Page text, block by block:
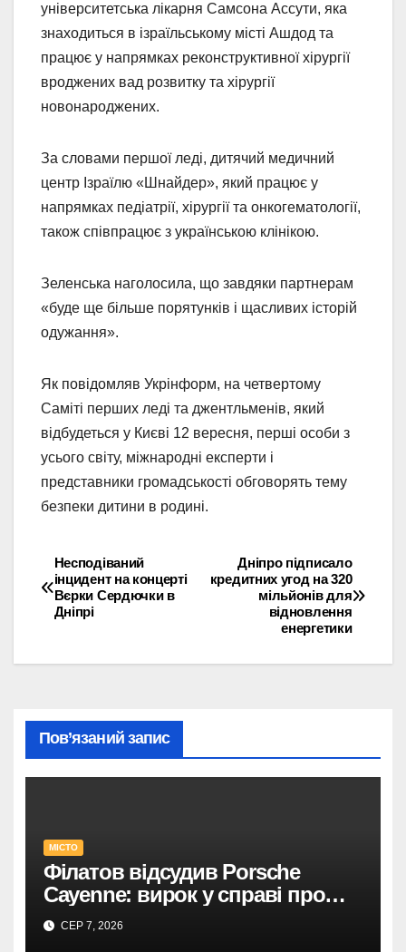
університетська лікарня Самсона Ассути, яка
знаходиться в ізраїльському місті Ашдод та
працює у напрямках реконструктивної хірургії
вроджених вад розвитку та хірургії
новонароджених.
За словами першої леді, дитячий медичний
центр Ізраїлю «Шнайдер», який працює у
напрямках педіатрії, хірургії та онкогематології,
також співпрацює з українською клінікою.
Зеленська наголосила, що завдяки партнерам
«буде ще більше порятунків і щасливих історій
одужання».
Як повідомляв Укрінформ, на четвертому
Саміті перших леді та джентльменів, який
відбудеться у Києві 12 вересня, перші особи з
усього світу, міжнародні експерти і
представники громадськості обговорять тему
безпеки дитини в родині.
Навігація
записів
Дніпро підписало
кредитних угод на 320
мільйонів для
відновлення
енергетики
Несподіваний
інцидент на концерті
Вєрки Сердючки в
Дніпрі
Пов’язаний запис
МІСТО
Філатов відсудив Porsche
Cayenne: вирок у справі про
фейк.
СЕР 7, 2026